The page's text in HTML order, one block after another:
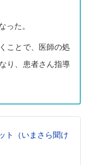
った。
ことで、医師の処
り、患者さん指導
ト（いまさら聞け